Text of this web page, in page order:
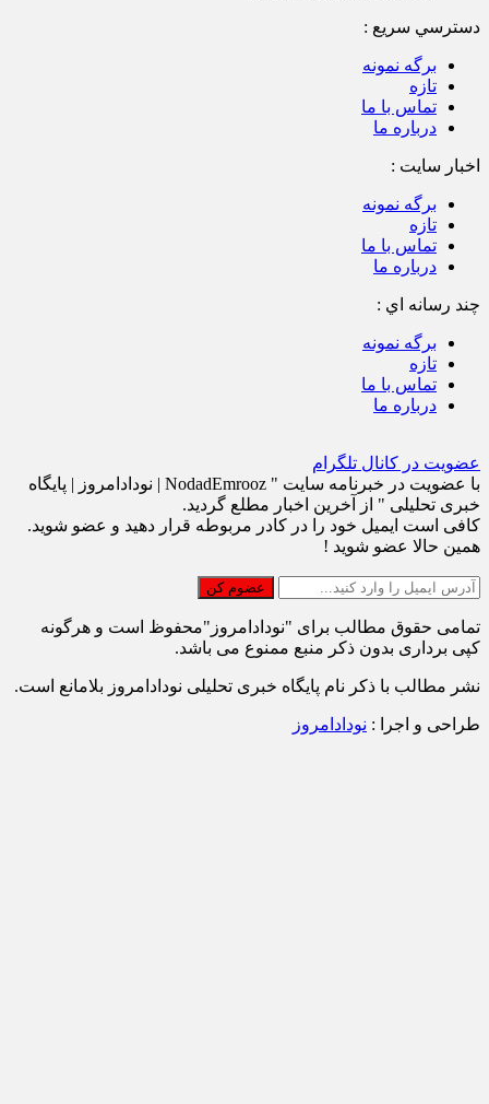
دسترسي سريع :
برگه نمونه
تازه
تماس با ما
درباره ما
اخبار سایت :
برگه نمونه
تازه
تماس با ما
درباره ما
چند رسانه اي :
برگه نمونه
تازه
تماس با ما
درباره ما
عضویت در کانال تلگرام
با عضویت در خبرنامه سایت " NodadEmrooz | نودادامروز | پايگاه
خبری تحلیلی " از آخرین اخبار مطلع گردید.
کافی است ایمیل خود را در کادر مربوطه قرار دهید و عضو شوید.
همین حالا عضو شوید !
تمامی حقوق مطالب برای "نودادامروز"محفوظ است و هرگونه
کپی برداری بدون ذکر منبع ممنوع می باشد.
نشر مطالب با ذکر نام پایگاه خبری تحلیلی نودادامروز بلامانع است.
طراحی و اجرا : نودادامروز